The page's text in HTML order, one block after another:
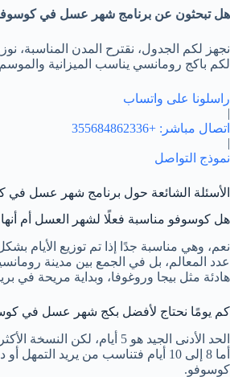
هل تبحثون عن برنامج شهر عسل في
نجهز لكم الجدول، نقترح المدن المناسبة،
لكم باكج رومانسي يناسب الميزانية
راسلونا على واتساب
|
اتصال مباشر: +355684862336
|
نموذج التواصل
الأسئلة الشائعة حول برنامج شهر عسل في
هل كوسوفو مناسبة فعلًا لشهر العسل أم
نعم، وهي مناسبة جدًا إذا تم توزيع الأيام
عدد المعالم، بل في الجمع بين مدينة
هادئة مثل بيجا وروغوفا، وبداية مريحة في
كم يومًا نحتاج لأفضل بكج شهر عسل في
أما 8 إلى 10 أيام فتناسب من يريد
كوسوفو.